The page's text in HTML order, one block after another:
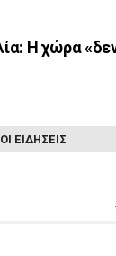
Η χώρα
ΕΙΔΗΣΕΙΣ